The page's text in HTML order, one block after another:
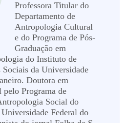
Professora Titular do
Departamento de
Antropologia Cultural
e do Programa de Pós-
Graduação em
do Instituto de
da Universidade
Doutora em
Programa de
Social do
Federal do